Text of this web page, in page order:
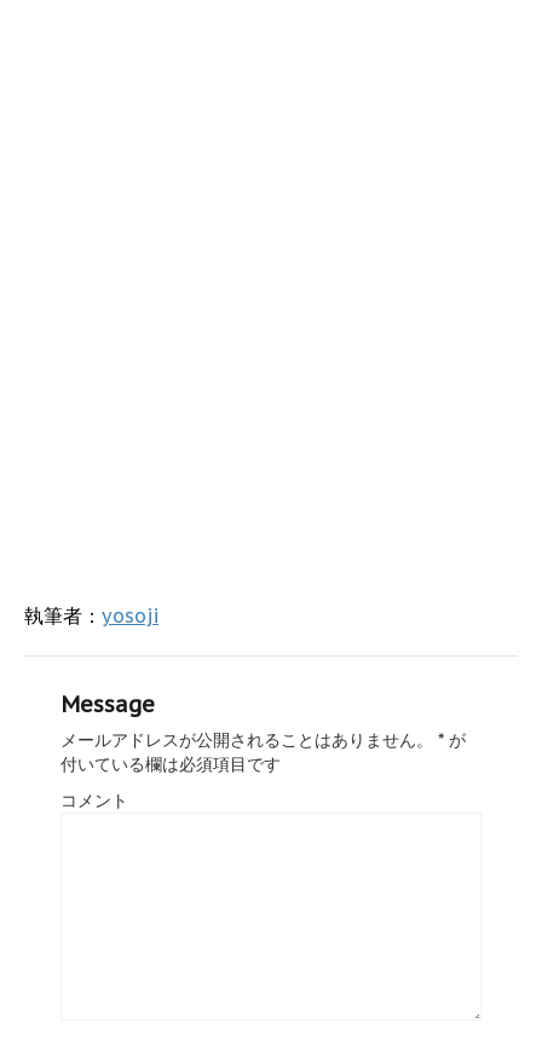
執筆者： yosoji
Message
メールアドレスが公開されることはありません。 * が
付いている欄は必須項目です
コメント